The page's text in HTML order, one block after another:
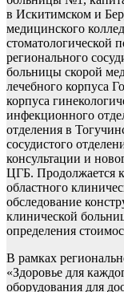
в Искитимском и
медицинского
регионального
больницы скорой
лечебного корпуса
корпуса
инфекционного
отделения в
сосудистого
консультации и
ЦГБ. Продолжается
областного
обследование
клинической
определения
В рамках
«Здоровье для
оборудования для